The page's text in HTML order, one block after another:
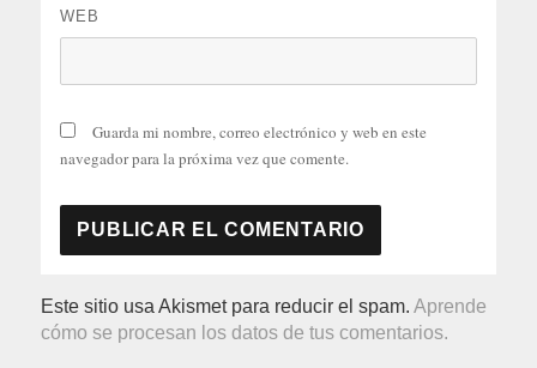
WEB
Guarda mi nombre, correo electrónico y web en este
navegador para la próxima vez que comente.
Este sitio usa Akismet para reducir el spam.Aprende
cómo se procesan los datos de tus comentarios.